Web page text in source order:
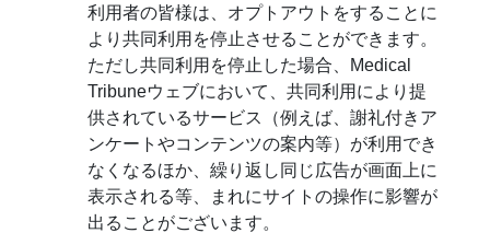
利用者の皆様は、オプトアウトをすることに
より共同利用を停止させることができます。
ただし共同利用を停止した場合、Medical
Tribuneウェブにおいて、共同利用により提
供されているサービス（例えば、謝礼付きア
ンケートやコンテンツの案内等）が利用でき
なくなるほか、繰り返し同じ広告が画面上に
表示される等、まれにサイトの操作に影響が
出ることがございます。